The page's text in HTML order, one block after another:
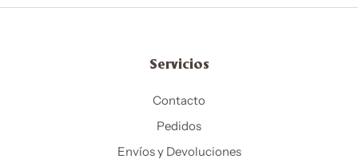
Servicios
Contacto
Pedidos
Envíos y Devoluciones